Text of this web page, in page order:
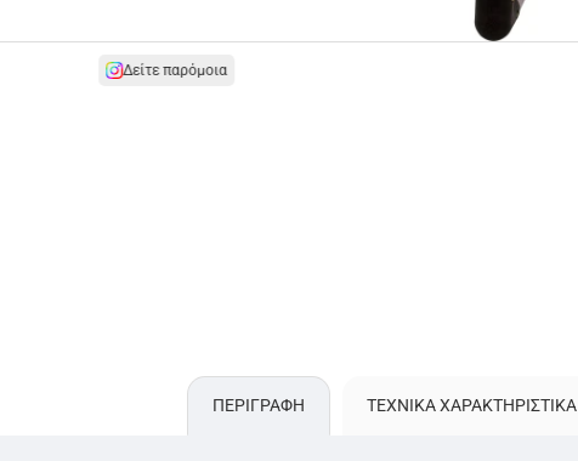
Δείτε παρόμοια
ΠΕΡΙΓΡΑΦΗ ΤΕΧΝΙΚΑ ΧΑΡΑΚΤΗΡΙΣΤΙΚΑ